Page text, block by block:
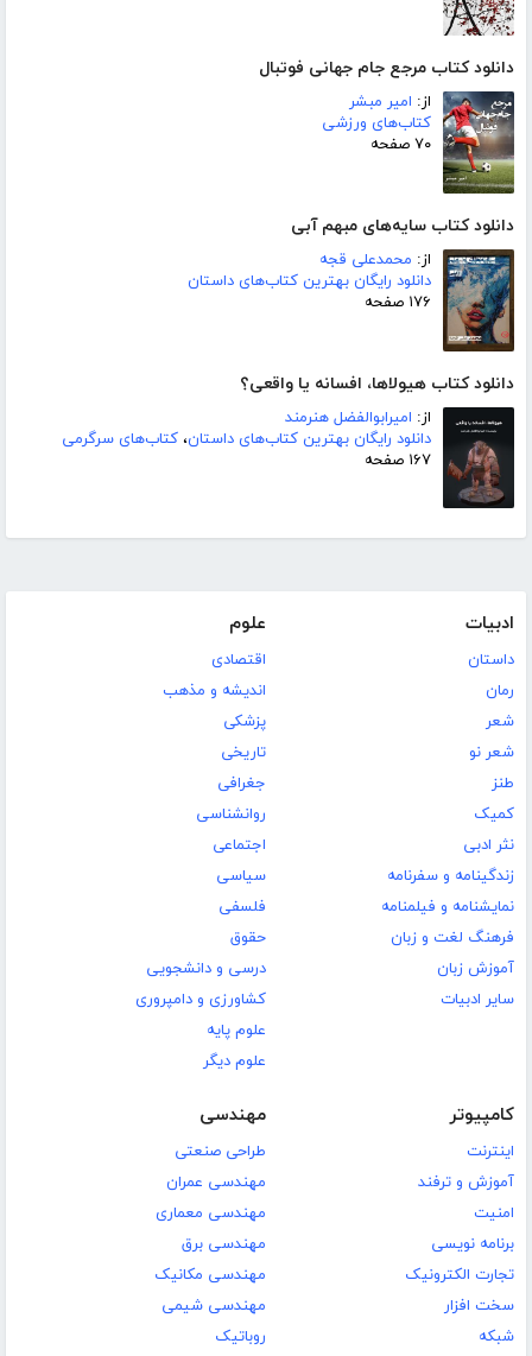
دانلود کتاب مرجع جام جهانی فوتبال
از: امیر مبشر
کتاب‌های ورزشی
۷۰ صفحه
دانلود کتاب سایه‌های مبهم آبی
از: محمدعلی قجه
دانلود رایگان بهترین کتاب‌های داستان
۱۷۶ صفحه
دانلود کتاب هیولاها، افسانه یا واقعی؟
از: امیرابوالفضل هنرمند
دانلود رایگان بهترین کتاب‌های داستان، کتاب‌های سرگرمی
۱۶۷ صفحه
ادبیات
داستان
رمان
شعر
شعر نو
طنز
کمیک
نثر ادبی
زندگینامه و سفرنامه
نمایشنامه و فیلمنامه
فرهنگ لغت و زبان
آموزش زبان
سایر ادبیات
علوم
اقتصادی
اندیشه و مذهب
پزشکی
تاریخی
جغرافی
روانشناسی
اجتماعی
سیاسی
فلسفی
حقوق
درسی و دانشجویی
کشاورزی و دامپروری
علوم پایه
علوم دیگر
کامپیوتر
اینترنت
آموزش و ترفند
امنیت
برنامه نویسی
تجارت الکترونیک
سخت افزار
شبکه
مهندسی
طراحی صنعتی
مهندسی عمران
مهندسی معماری
مهندسی برق
مهندسی مکانیک
مهندسی شیمی
روباتیک